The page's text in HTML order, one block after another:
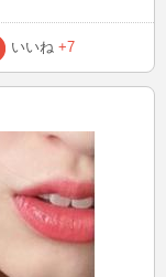
いいね +7